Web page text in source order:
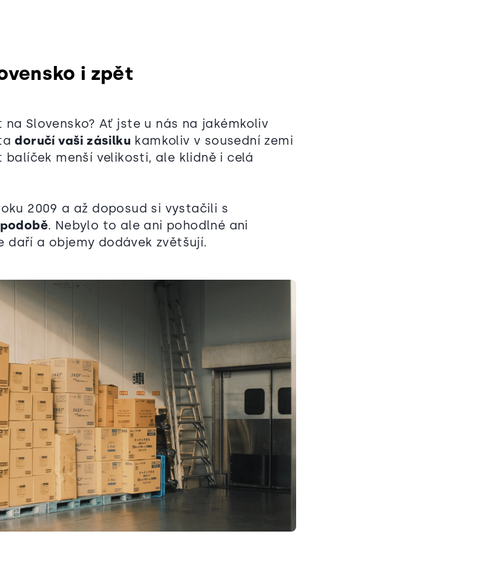
i zpět
Slovensko? Ať jste u nás na jakémkoliv
doručí vaši zásilku kamkoliv v sousední zemi
balíček menší velikosti, ale klidně i celá
2009 a až doposud si vystačili s
. Nebylo to ale ani pohodlné ani
daří a objemy dodávek zvětšují.